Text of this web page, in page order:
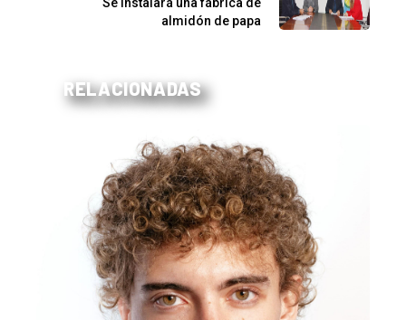
almidón de papa
RELACIONADAS